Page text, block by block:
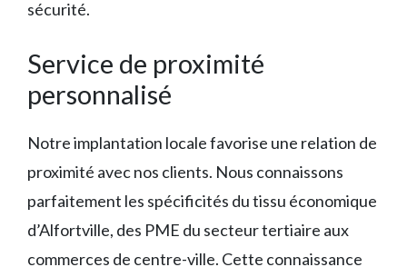
sécurité.
Service de proximité
personnalisé
Notre implantation locale favorise une relation de
proximité avec nos clients. Nous connaissons
parfaitement les spécificités du tissu économique
d’Alfortville, des PME du secteur tertiaire aux
commerces de centre-ville. Cette connaissance